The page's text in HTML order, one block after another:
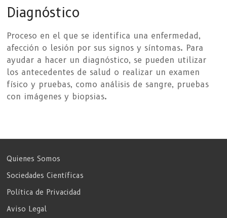
Diagnóstico
Proceso en el que se identifica una enfermedad,
afección o lesión por sus signos y síntomas. Para
ayudar a hacer un diagnóstico, se pueden utilizar
los antecedentes de salud o realizar un examen
físico y pruebas, como análisis de sangre, pruebas
con imágenes y biopsias.
Quienes Somos
Sociedades Científicas
Política de Privacidad
Aviso Legal